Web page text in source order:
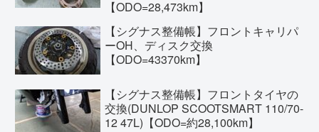
【ODO=28,473km】
【シグナス整備帳】フロントキャリパ
ーOH、ディスク交換
【ODO=43370km】
【シグナス整備帳】フロントタイヤの
交換(DUNLOP SCOOTSMART 110/70-
12 47L)【ODO=約28,100km】